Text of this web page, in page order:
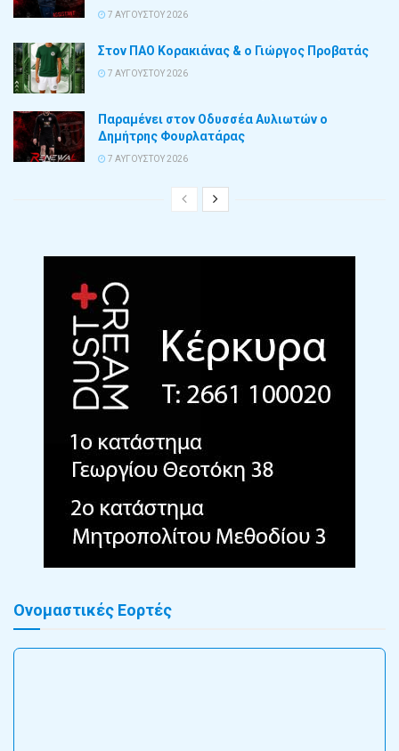
7 ΑΥΓΟΎΣΤΟΥ 2026
Στον ΠΑΟ Κορακιάνας & ο Γιώργος Προβατάς
7 ΑΥΓΟΎΣΤΟΥ 2026
Παραμένει στον Οδυσσέα Αυλιωτών ο
Δημήτρης Φουρλατάρας
7 ΑΥΓΟΎΣΤΟΥ 2026
Ονομαστικές Εορτές